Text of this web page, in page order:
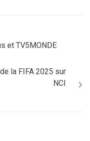
et TV5MONDE
la FIFA 2025 sur
NCI